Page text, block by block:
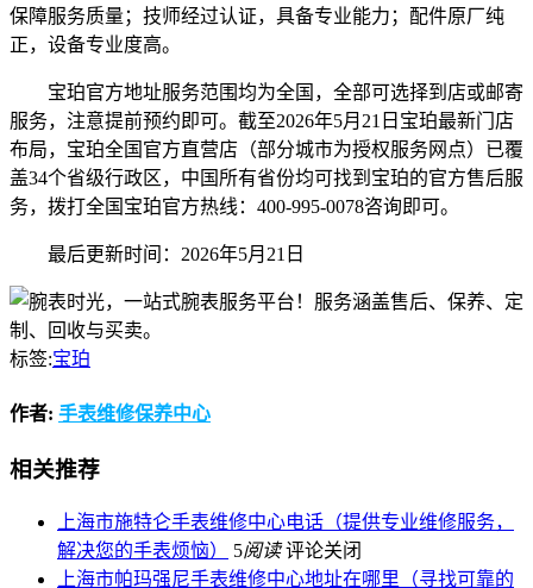
保障服务质量；技师经过认证，具备专业能力；配件原厂纯
正，设备专业度高。
宝珀官方地址服务范围均为全国，全部可选择到店或邮寄
服务，注意提前预约即可。截至2026年5月21日宝珀最新门店
布局，宝珀全国官方直营店（部分城市为授权服务网点）已覆
盖34个省级行政区，中国所有省份均可找到宝珀的官方售后服
务，拨打全国宝珀官方热线：400-995-0078咨询即可。
最后更新时间：2026年5月21日
标签:宝珀
作者: 手表维修保养中心
相关推荐
上海市施特仑手表维修中心电话（提供专业维修服务，
解决您的手表烦恼）
5阅读 评论关闭
上海市帕玛强尼手表维修中心地址在哪里（寻找可靠的